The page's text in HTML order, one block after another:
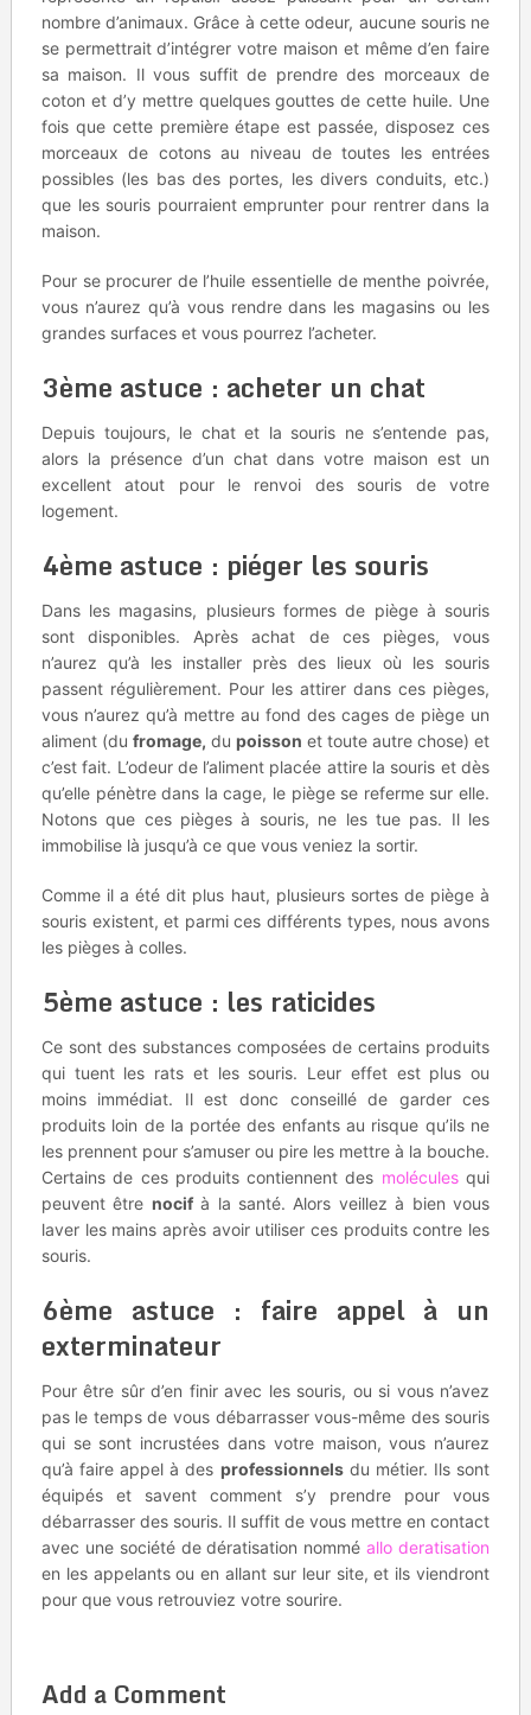
nombre d’animaux. Grâce à cette odeur, aucune souris ne
se permettrait d’intégrer votre maison et même d’en faire
sa maison. Il vous suffit de prendre des morceaux de
coton et d’y mettre quelques gouttes de cette huile. Une
fois que cette première étape est passée, disposez ces
morceaux de cotons au niveau de toutes les entrées
possibles (les bas des portes, les divers conduits, etc.)
que les souris pourraient emprunter pour rentrer dans la
maison.
Pour se procurer de l’huile essentielle de menthe poivrée,
vous n’aurez qu’à vous rendre dans les magasins ou les
grandes surfaces et vous pourrez l’acheter.
3ème astuce : acheter un chat
Depuis toujours, le chat et la souris ne s’entende pas,
alors la présence d’un chat dans votre maison est un
excellent atout pour le renvoi des souris de votre
logement.
4ème astuce : piéger les souris
Dans les magasins, plusieurs formes de piège à souris
sont disponibles. Après achat de ces pièges, vous
n’aurez qu’à les installer près des lieux où les souris
passent régulièrement. Pour les attirer dans ces pièges,
vous n’aurez qu’à mettre au fond des cages de piège un
aliment (du fromage, dupoisson et toute autre chose) et
c’est fait. L’odeur de l’aliment placée attire la souris et dès
qu’elle pénètre dans la cage, le piège se referme sur elle.
Notons que ces pièges à souris, ne les tue pas. Il les
immobilise là jusqu’à ce que vous veniez la sortir.
Comme il a été dit plus haut, plusieurs sortes de piège à
souris existent, et parmi ces différents types, nous avons
les pièges à colles.
5ème astuce : les raticides
Ce sont des substances composées de certains produits
qui tuent les rats et les souris. Leur effet est plus ou
moins immédiat. Il est donc conseillé de garder ces
produits loin de la portée des enfants au risque qu’ils ne
les prennent pour s’amuser ou pire les mettre à la bouche.
Certains de ces produits contiennent des moléculesqui
peuvent être nocifà la santé. Alors veillez à bien vous
laver les mains après avoir utiliser ces produits contre les
souris.
6ème astuce : faire appel à un
exterminateur
Pour être sûr d’en finir avec les souris, ou si vous n’avez
pas le temps de vous débarrasser vous-même des souris
qui se sont incrustées dans votre maison, vous n’aurez
qu’à faire appel à des professionnelsdu métier. Ils sont
équipés et savent comment s’y prendre pour vous
débarrasser des souris. Il suffit de vous mettre en contact
avec une société de dératisation nomméallo deratisation
en les appelants ou en allant sur leur site, et ils viendront
pour que vous retrouviez votre sourire.
Add a Comment